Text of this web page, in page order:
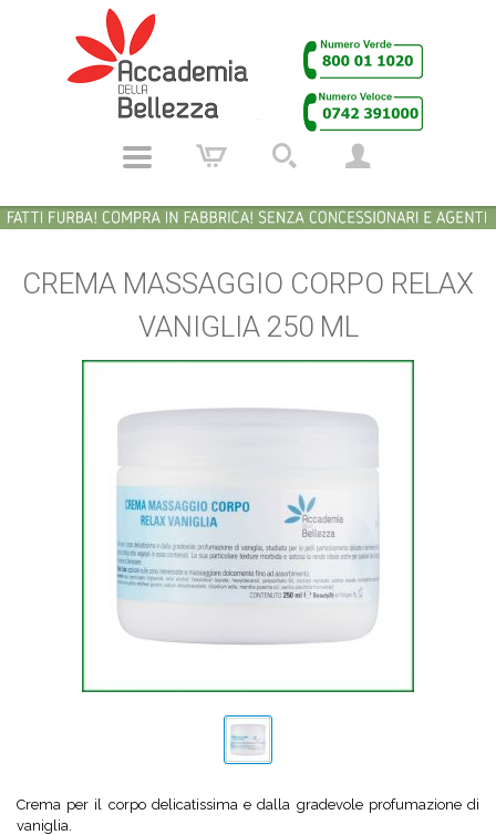
CREMA MASSAGGIO CORPO RELAX
VANIGLIA 250 ML
Crema per il corpo delicatissima e dalla gradevole profumazione di
vaniglia.